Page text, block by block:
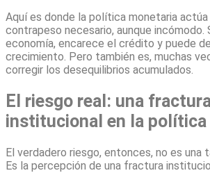
Aquí es donde la política monetaria actúa
contrapeso necesario, aunque incómodo.
economía, encarece el crédito y puede
crecimiento. Pero también es, muchas
corregir los desequilibrios acumulados.
El riesgo real: una fractura
institucional en la política
El verdadero riesgo, entonces, no es una
Es la percepción de una fractura